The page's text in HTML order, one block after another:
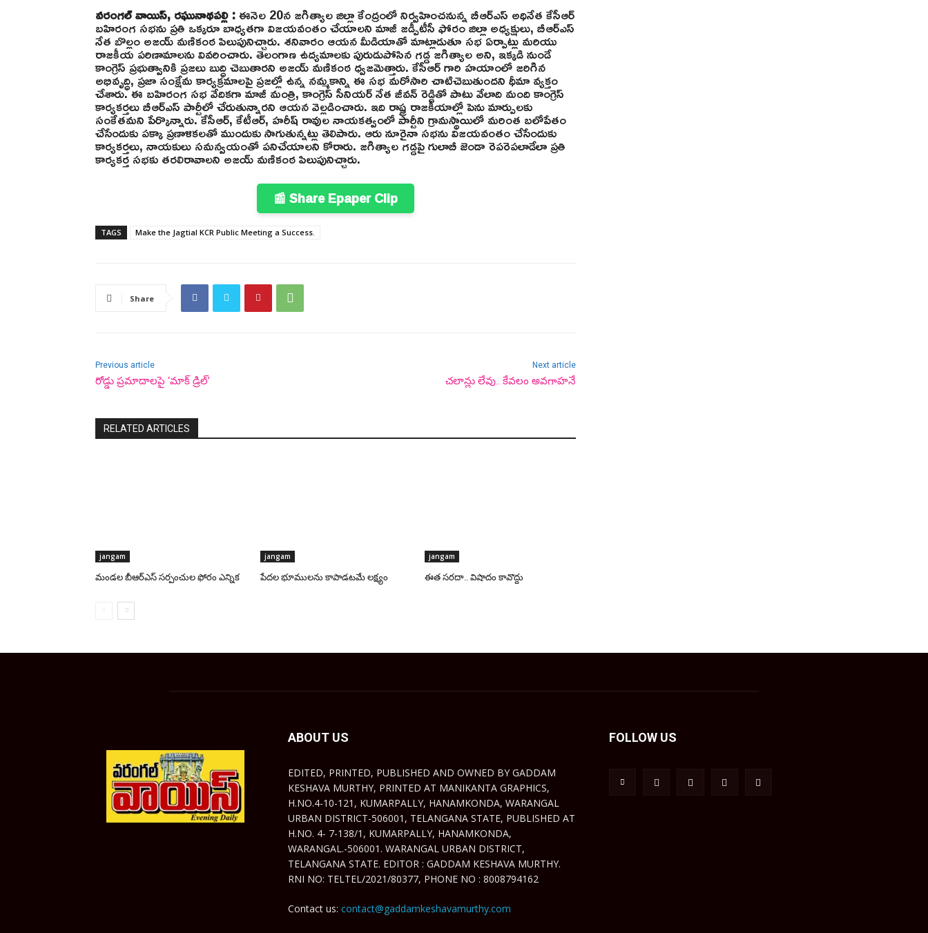
వరంగల్ వాయిస్, రఘునాథపల్లి :ఈనెల 20న జగిత్యాల జిల్లా కేంద్రంలో నిర్వహించనున్న బీఆర్ఎస్ అధినేత కేసీఆర్
బహిరంగ సభను ప్రతి ఒక్కరూ బాధ్యతగా విజయవంతం చేయాలని మాజీ జడ్పీటీసీ ఫోరం జిల్లా అధ్యక్షులు, బీఆర్ఎస్
నేత బొల్లం అజయ్ మణికంఠ పిలుపునిచ్చారు. శనివారం ఆయన మీడియాతో మాట్లాడుతూ సభ ఏర్పాట్లు మరియు
రాజకీయ పరిణామాలను వివరించారు. తెలంగాణ ఉద్యమాలకు పురుడుపోసిన గడ్డ జగిత్యాల అని, ఇక్కడి నుండే
కాంగ్రెస్ ప్రభుత్వానికి ప్రజలు బుద్ధి చెబుతారని అజయ్ మణికంఠ ధ్వజమెత్తారు. కేసీఆర్ గారి హయాంలో జరిగిన
అభివృద్ధి, ప్రజా సంక్షేమ కార్యక్రమాలపై ప్రజల్లో ఉన్న నమ్మకాన్ని ఈ సభ మరోసారి చాటిచెబుతుందని ధీమా వ్యక్తం
చేశారు. ఈ బహిరంగ సభ వేదికగా మాజీ మంత్రి, కాంగ్రెస్ సీనియర్ నేత జీవన్ రెడ్డితో పాటు వేలాది మంది కాంగ్రెస్
కార్యకర్తలు బీఆర్ఎస్ పార్టీలో చేరుతున్నారని ఆయన వెల్లడించారు. ఇది రాష్ట్ర రాజకీయాల్లో పెను మార్పులకు
సంకేతమని పేర్కొన్నారు. కేసీఆర్, కేటీఆర్, హరీష్ రావుల నాయకత్వంలో పార్టీని గ్రామస్థాయిలో మరింత బలోపేతం
చేసేందుకు పక్కా ప్రణాళికలతో ముందుకు సాగుతున్నట్లు తెలిపారు. ఆరు నూరైనా సభను విజయవంతం చేసేందుకు
కార్యకర్తలు, నాయకులు సమన్వయంతో పనిచేయాలని కోరారు. జగిత్యాల గడ్డపై గులాబీ జెండా రెపరెపలాడేలా ప్రతి
కార్యకర్త సభకు తరలిరావాలని అజయ్ మణికంఠ పిలుపునిచ్చారు.
📰 Share Epaper Clip
TAGS Make the Jagtial KCR Public Meeting a Success.
Share
Previous article
రోడ్డు ప్రమాదాలపై ‘మాక్ డ్రిల్’
Next article
చలాన్లు లేవు.. కేవలం అవగాహనే
RELATED ARTICLES
jangam
మండల బీఆర్‌ఎస్ సర్పంచుల ఫోరం ఎన్నిక
jangam
పేదల భూములను కాపాడటమే లక్ష్యం
jangam
ఈత సరదా.. విషాదం కావొద్దు
ABOUT US
EDITED, PRINTED, PUBLISHED AND OWNED BY GADDAM
KESHAVA MURTHY, PRINTED AT MANIKANTA GRAPHICS,
H.NO.4-10-121, KUMARPALLY, HANAMKONDA, WARANGAL
URBAN DISTRICT-506001, TELANGANA STATE, PUBLISHED AT
H.NO. 4- 7-138/1, KUMARPALLY, HANAMKONDA,
WARANGAL.-506001. WARANGAL URBAN DISTRICT,
TELANGANA STATE. EDITOR : GADDAM KESHAVA MURTHY.
RNI NO: TELTEL/2021/80377, PHONE NO : 8008794162
Contact us: contact@gaddamkeshavamurthy.com
FOLLOW US